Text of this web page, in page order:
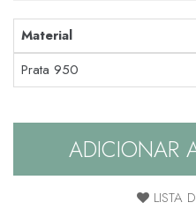
Material
Prata 950
ADICIONAR
LISTA